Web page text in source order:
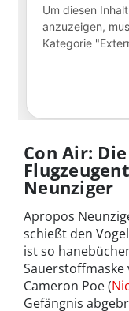
Con Air:
Neunziger
Apropos
schießt den
ist so
Cameron Poe (
Gefängnis